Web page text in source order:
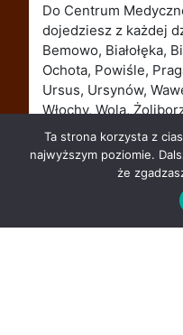
Do Centrum
dojedziesz z każdej
Bemowo, Białołęka,
Ochota, Powiśle,
Ursus, Ursynów,
Włochy, Wola,
Ta strona korzysta z
najwyższym poziomie.
że